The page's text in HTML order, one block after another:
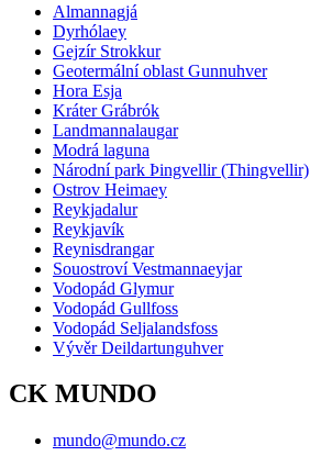
Almannagjá
Dyrhólaey
Gejzír Strokkur
Geotermální oblast Gunnuhver
Hora Esja
Kráter Grábrók
Landmannalaugar
Modrá laguna
Národní park Þingvellir (Thingvellir)
Ostrov Heimaey
Reykjadalur
Reykjavík
Reynisdrangar
Souostroví Vestmannaeyjar
Vodopád Glymur
Vodopád Gullfoss
Vodopád Seljalandsfoss
Vývěr Deildartunguhver
CK MUNDO
mundo@mundo.cz